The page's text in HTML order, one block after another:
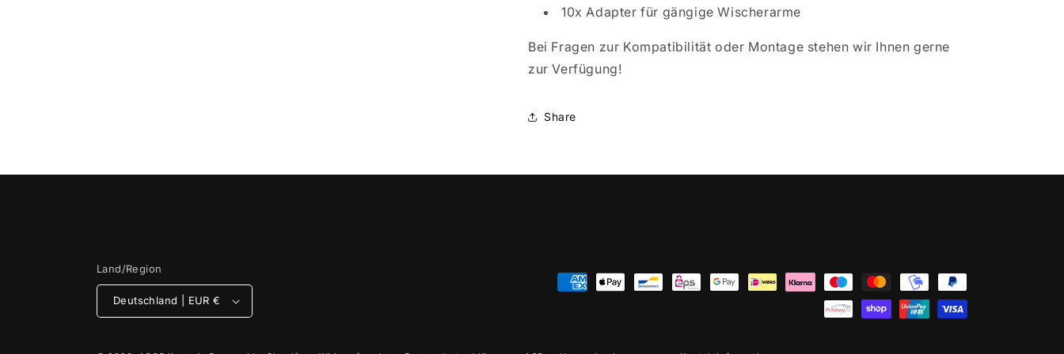
10x Adapter für gängige Wischerarme
Bei Fragen zur Kompatibilität oder Montage stehen wir Ihnen gerne
zur Verfügung!
Share
Land/Region
Deutschland | EUR €
Zahlungsmethoden